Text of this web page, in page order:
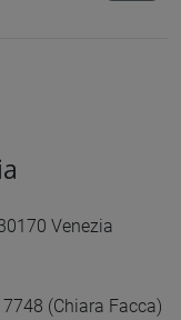
Venezia
(Chiara Facca)